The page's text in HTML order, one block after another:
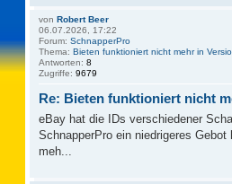
von Robert Beer
06.07.2026, 17:22
Forum: SchnapperPro
Thema: Bieten funktioniert nicht mehr in
Antworten: 8
Zugriffe: 9679
Re: Bieten funktioniert nicht
eBay hat die IDs verschiedener
SchnapperPro ein niedrigeres
meh...